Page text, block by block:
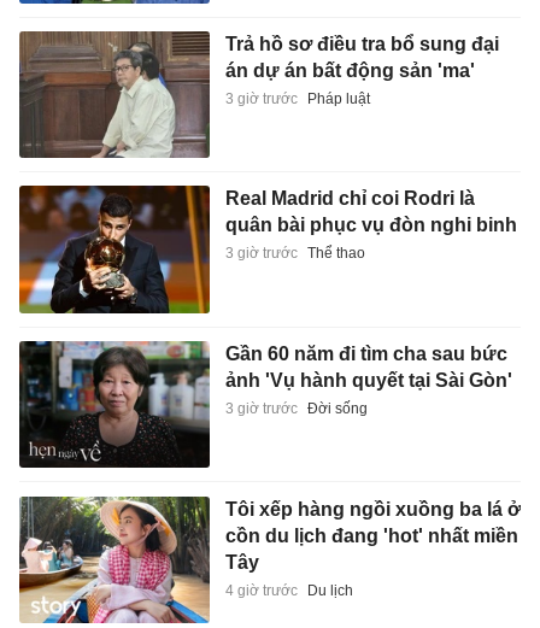
Trả hồ sơ điều tra bổ sung đại
án dự án bất động sản 'ma'
3 giờ trước Pháp luật
Real Madrid chỉ coi Rodri là
quân bài phục vụ đòn nghi binh
3 giờ trước Thể thao
Gần 60 năm đi tìm cha sau bức
ảnh 'Vụ hành quyết tại Sài Gòn'
3 giờ trước Đời sống
Tôi xếp hàng ngồi xuồng ba lá ở
cồn du lịch đang 'hot' nhất miền
Tây
4 giờ trước Du lịch